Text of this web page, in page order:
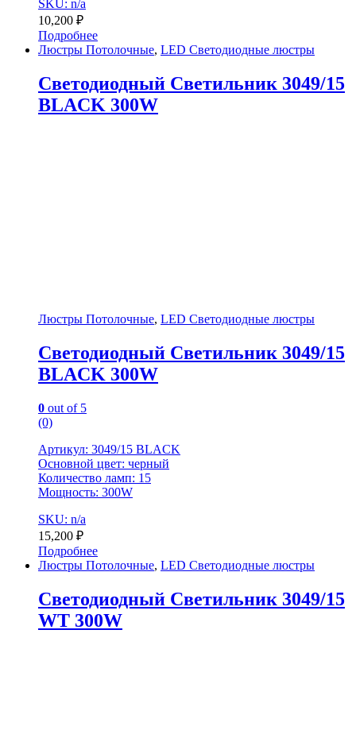
SKU: n/a
10,200 ₽
Подробнее
Люстры Потолочные, LED Светодиодные люстры
Светодиодный Светильник 3049/15
BLACK 300W
Люстры Потолочные, LED Светодиодные люстры
Светодиодный Светильник 3049/15
BLACK 300W
0 out of 5
(0)
Артикул: 3049/15 BLACK
Основной цвет: черный
Количество ламп: 15
Мощность: 300W
SKU: n/a
15,200 ₽
Подробнее
Люстры Потолочные, LED Светодиодные люстры
Светодиодный Светильник 3049/15
WT 300W